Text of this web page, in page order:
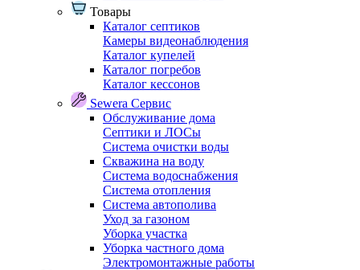
Товары
Каталог септиков
Камеры видеонаблюдения
Каталог купелей
Каталог погребов
Каталог кессонов
Sewera Сервис
Обслуживание дома
Септики и ЛОСы
Система очистки воды
Скважина на воду
Система водоснабжения
Система отопления
Система автополива
Уход за газоном
Уборка участка
Уборка частного дома
Электромонтажные работы